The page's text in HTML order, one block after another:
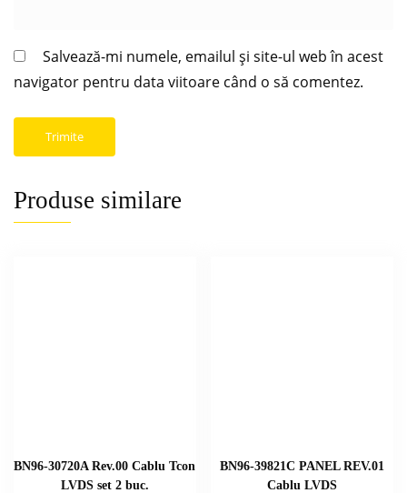
Salvează-mi numele, emailul și site-ul web în acest
navigator pentru data viitoare când o să comentez.
Produse similare
BN96-30720A Rev.00 Cablu Tcon
LVDS set 2 buc.
BN96-39821C PANEL REV.01
Cablu LVDS